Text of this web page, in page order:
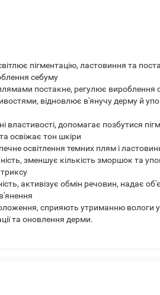
пігментацію, ластовиння та
себуму
постакне, регулює
відновлює в'янучу дерму й
властивості, допомагає позбутися
освіжає тон шкіри
освітлення темних плям і
зменшує кількість зморшок та
активізує обмін речовин, надає
сприяють утриманню
та оновлення дерми.